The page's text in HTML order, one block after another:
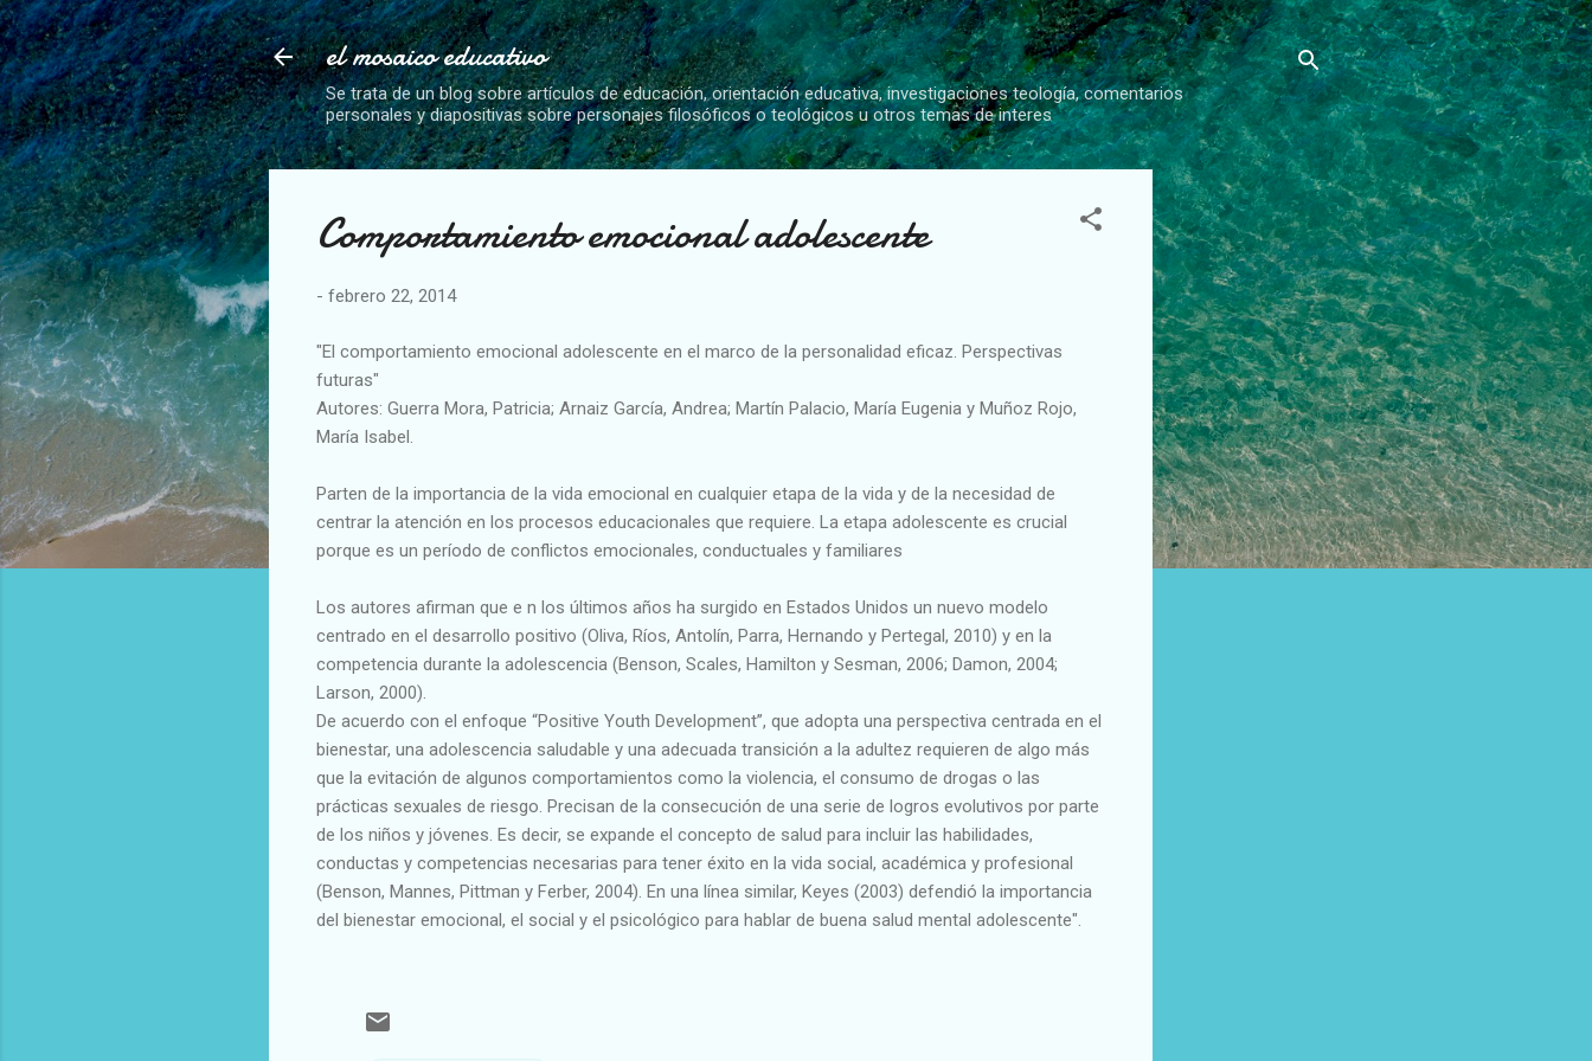
Ir al contenido principal
el mosaico educativo
Se trata de un blog sobre artículos de educación, orientación educativa, investigaciones teología, comentarios
personales y diapositivas sobre personajes filosóficos o teológicos u otros temas de interes
Comportamiento emocional adolescente
- febrero 22, 2014
"El comportamiento emocional adolescente en el marco de la personalidad eficaz. Perspectivas
futuras"
Autores: Guerra Mora, Patricia; Arnaiz García, Andrea; Martín Palacio, María Eugenia y Muñoz Rojo,
María Isabel.
Parten de la importancia de la vida emocional en cualquier etapa de la vida y de la necesidad de
centrar la atención en los procesos educacionales que requiere. La etapa adolescente es crucial
porque es un período de conflictos emocionales, conductuales y familiares
Los autores afirman que e n los últimos años ha surgido en Estados Unidos un nuevo modelo
centrado en el desarrollo positivo (Oliva, Ríos, Antolín, Parra, Hernando y Pertegal, 2010) y en la
competencia durante la adolescencia (Benson, Scales, Hamilton y Sesman, 2006; Damon, 2004;
Larson, 2000).
De acuerdo con el enfoque “Positive Youth Development”, que adopta una perspectiva centrada en el
bienestar, una adolescencia saludable y una adecuada transición a la adultez requieren de algo más
que la evitación de algunos comportamientos como la violencia, el consumo de drogas o las
prácticas sexuales de riesgo. Precisan de la consecución de una serie de logros evolutivos por parte
de los niños y jóvenes. Es decir, se expande el concepto de salud para incluir las habilidades,
conductas y competencias necesarias para tener éxito en la vida social, académica y profesional
(Benson, Mannes, Pittman y Ferber, 2004). En una línea similar, Keyes (2003) defendió la importancia
del bienestar emocional, el social y el psicológico para hablar de buena salud mental adolescente".